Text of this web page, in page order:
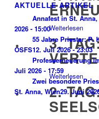
Weiterlesen
3.
Weiterlesen
2.
AKTUELLE ARTIKEL
Annafest in St. Anna,
2026 - 15:00
55 Jahre Priester: P.
OSFS12. Juli 2026 - 23:03
Professerneuerung
Juli 2026 - 17:59
Zwei besondere
St. Anna, Wien29. Juni